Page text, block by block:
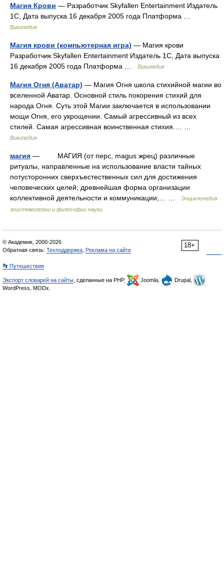
Магия Крови — Разработчик Skyfallen Entertainment Издатель
1С, Дата выпуска 16 декабря 2005 года Платформа …
Википедия
Магия крови (компьютерная игра) — Магия крови
Разработчик Skyfallen Entertainment Издатель 1С, Дата выпуска
16 декабря 2005 года Платформа …
Википедия
Магия Огня (Аватар) — Магия Огня школа стихийной магии во
вселенной Аватар. Основной стиль покорения стихий для
народа Огня. Суть этой Магии заключается в использовании
мощи Огня, его укрощении. Самый агрессивный из всех
стилей. Самая агрессивная воинственная стихия.… …
Википедия
магия — МАГИЯ (от перс, magus жрец) различные
ритуалы, направленные на использование власти тайных
потусторонних сверхъестественных сил для достижения
человеческих целей; древнейшая форма организации
коллективной деятельности и коммуникации;… …
Энциклопедия
эпистемологии и философии науки
18+
© Академик, 2000-2026
Обратная связь: Техподдержка Реклама на сайте
👣 Путешествия
Экспорт словарей на сайты , сделанные на PHP, Joomla,
Drupal,
WordPress, MODx.